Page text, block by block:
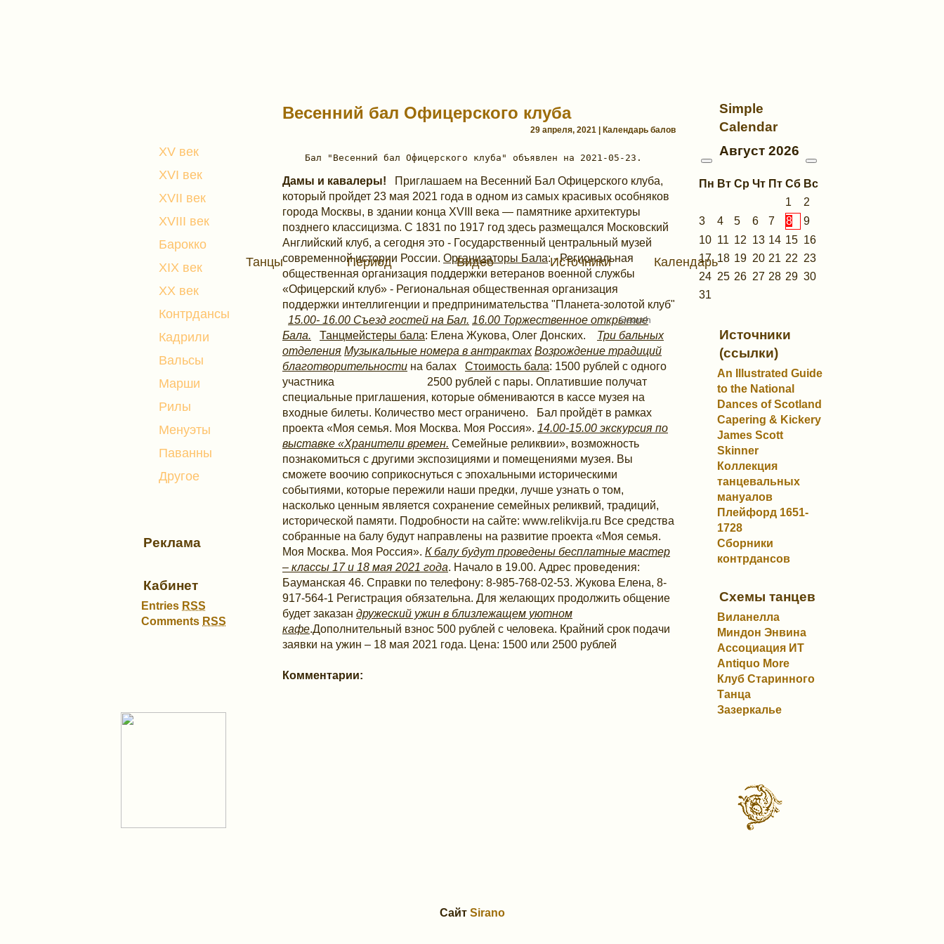
Танцы Период Видео Источники Календарь
XV век
XVI век
XVII век
XVIII век
Барокко
XIX век
XX век
Контрдансы
Кадрили
Вальсы
Марши
Рилы
Менуэты
Паванны
Другое
Реклама
Кабинет
Entries RSS
Comments RSS
Весенний бал Офицерского клуба
29 апреля, 2021 | Календарь балов
Дамы и кавалеры! Приглашаем на Весенний Бал Офицерского клуба,
который пройдет 23 мая 2021 года в одном из самых красивых особняков
города Москвы, в здании конца XVIII века — памятнике архитектуры
позднего классицизма. С 1831 по 1917 год здесь размещался Московский
Английский клуб, а сегодня это - Государственный центральный музей
современной истории России. Организаторы Бала: - Региональная
общественная организация поддержки ветеранов военной службы
«Офицерский клуб» - Региональная общественная организация
поддержки интеллигенции и предпринимательства "Планета-золотой клуб"
15.00- 16.00 Съезд гостей на Бал. 16.00 Торжественное открытие
Бала.
Танцмейстеры бала: Елена Жукова, Олег Донских. Три бальных
отделения Музыкальные номера в антрактах Возрождение традиций
благотворительности на балах Стоимость бала: 1500 рублей с одного
участника 2500 рублей с пары. Оплатившие получат
специальные приглашения, которые обмениваются в кассе музея на
входные билеты. Количество мест ограничено. Бал пройдёт в рамках
проекта «Моя семья. Моя Москва. Моя Россия». 14.00-15.00 экскурсия по
выставке «Хранители времен. Семейные реликвии», возможность
познакомиться с другими экспозициями и помещениями музея. Вы
сможете воочию соприкоснуться с эпохальными историческими
событиями, которые пережили наши предки, лучше узнать о том,
насколько ценным является сохранение семейных реликвий, традиций,
исторической памяти. Подробности на сайте: www.relikvija.ru Все средства
собранные на балу будут направлены на развитие проекта «Моя семья.
Моя Москва. Моя Россия». К балу будут проведены бесплатные мастер
– классы 17 и 18 мая 2021 года. Начало в 19.00. Адрес проведения:
Бауманская 46. Справки по телефону: 8-985-768-02-53. Жукова Елена, 8-
917-564-1 Регистрация обязательна. Для желающих продолжить общение
будет заказан дружеский ужин в близлежащем уютном
кафе.Дополнительный взнос 500 рублей с человека. Крайний срок подачи
заявки на ужин – 18 мая 2021 года. Цена: 1500 или 2500 рублей
Комментарии:
Simple
Calendar
Август 2026
Пн Вт Ср Чт Пт Сб Вс
1
2
3
4 5 6 7 8
9
10 11 12 13 14 15 16
17 18 19 20 21 22 23
24 25 26 27 28 29 30
31
Источники
(ссылки)
An Illustrated Guide
to the National
Dances of Scotland
Capering & Kickery
James Scott
Skinner
Коллекция
танцевальных
мануалов
Плейфорд 1651-
1728
Сборники
контрдансов
Схемы танцев
Виланелла
Миндон Энвина
Ассоциация ИТ
Antiquo More
Клуб Старинного
Танца
Зазеркалье
Сайт Sirano